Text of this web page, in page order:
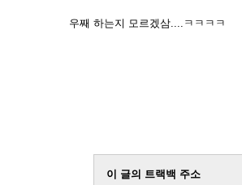
우째 하는지 모르겠삼....ㅋㅋㅋㅋ
이 글의 트랙백 주소